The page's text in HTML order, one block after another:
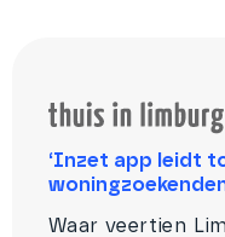
‘Inzet app leidt
Waar veertien